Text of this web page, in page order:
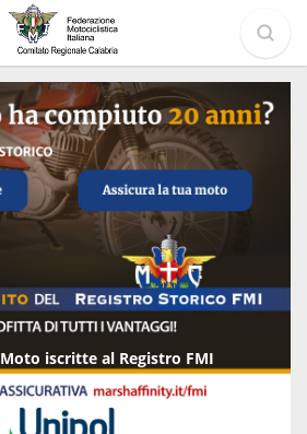
Moto iscritte al Registro FMI